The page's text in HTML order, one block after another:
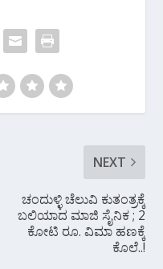
NEXT
ಚಂದುಳ್ಳಿ ಚೆಲುವಿ ಕುತಂತ್ರಕ್ಕೆ
ಬಲಿಯಾದ ಮಾಜಿ ಸೈನಿಕ ; 2
ಕೋಟಿ ರೂ. ವಿಮಾ ಹಣಕ್ಕೆ
ಕೊಲೆ..!